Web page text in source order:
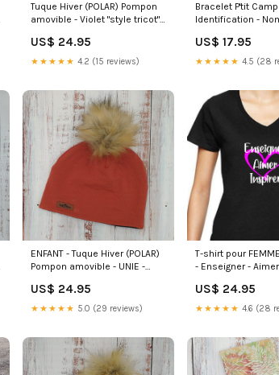
Tuque Hiver (POLAR) Pompon
amovible - Violet "style tricot"
US$ 24.95
★★★★★ 4.2 (15 reviews)
Bracelet P'tit
Identification -
en cas d'urgence -
pour le numéro de
US$ 17.95
★★★★★ 4.5 (28
ENFANT - Tuque Hiver (POLAR)
Pompon amovible - UNIE -
US$ 24.95
★★★★★ 5.0 (29 reviews)
T-shirt pour
- Enseigner -
US$ 24.95
★★★★★ 4.6 (28